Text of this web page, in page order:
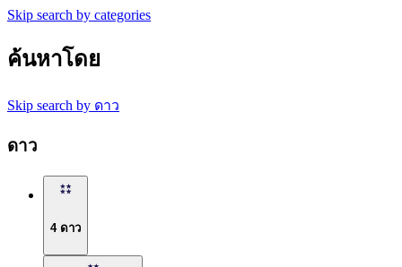
Skip search by categories
ค้นหาโดย
Skip search by ดาว
ดาว
4 ดาว